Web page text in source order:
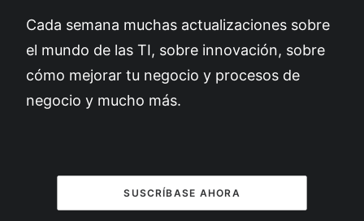
Cada semana muchas actualizaciones sobre
el mundo de las TI, sobre innovación, sobre
cómo mejorar tu negocio y procesos de
negocio y mucho más.
SUSCRÍBASE AHORA